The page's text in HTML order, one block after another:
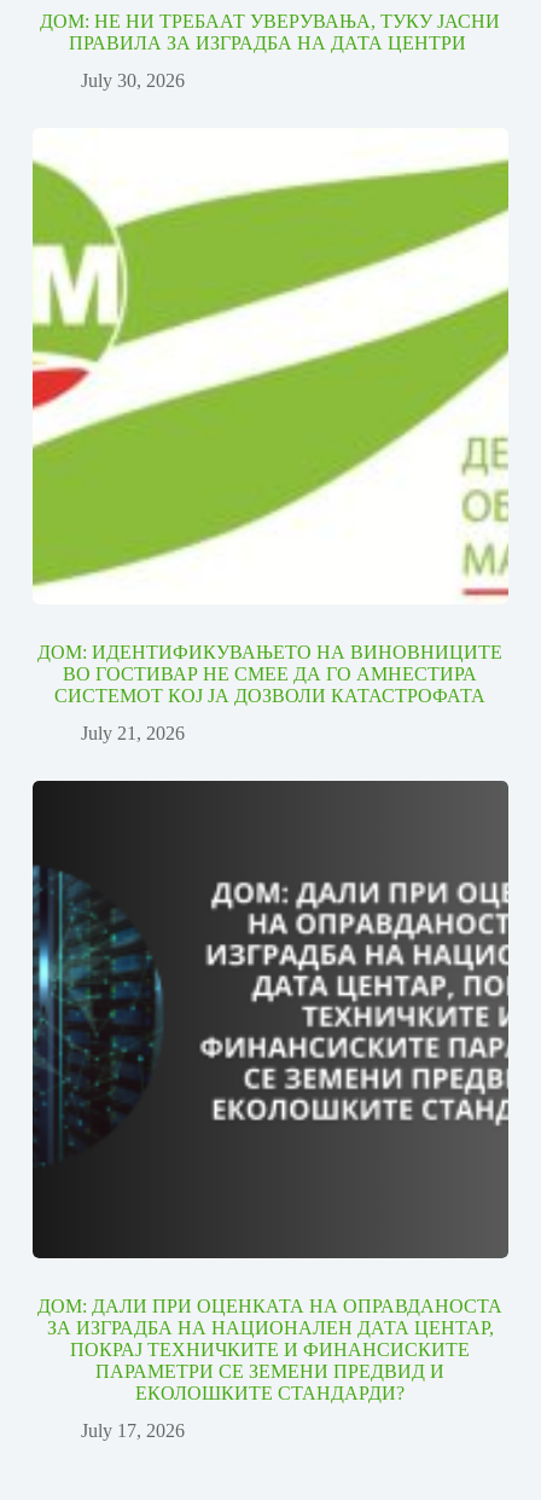
ДОМ: НЕ НИ ТРЕБААТ УВЕРУВАЊА, ТУКУ ЈАСНИ
ПРАВИЛА ЗА ИЗГРАДБА НА ДАТА ЦЕНТРИ
July 30, 2026
ДОМ: ИДЕНТИФИКУВАЊЕТО НА ВИНОВНИЦИТЕ
ВО ГОСТИВАР НЕ СМЕЕ ДА ГО АМНЕСТИРА
СИСТЕМОТ КОЈ ЈА ДОЗВОЛИ КАТАСТРОФАТА
July 21, 2026
ДОМ: ДАЛИ ПРИ ОЦЕНКАТА НА ОПРАВДАНОСТА
ЗА ИЗГРАДБА НА НАЦИОНАЛЕН ДАТА ЦЕНТАР,
ПОКРАЈ ТЕХНИЧКИТЕ И ФИНАНСИСКИТЕ
ПАРАМЕТРИ СЕ ЗЕМЕНИ ПРЕДВИД И
ЕКОЛОШКИТЕ СТАНДАРДИ?
July 17, 2026